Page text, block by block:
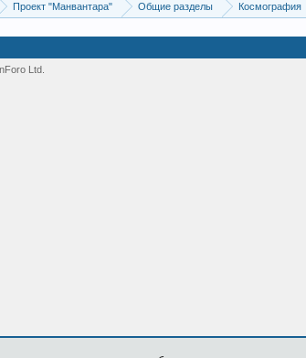
Проект "Манвантара" Общие разделы Космография
Ltd.